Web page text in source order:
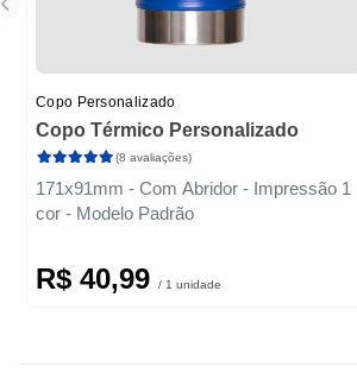
Copo Personalizado
Copo Térmico Personalizado
(8 avaliações)
171x91mm - Com Abridor - Impressão 1
cor - Modelo Padrão
R$ 40,99 / 1 unidade